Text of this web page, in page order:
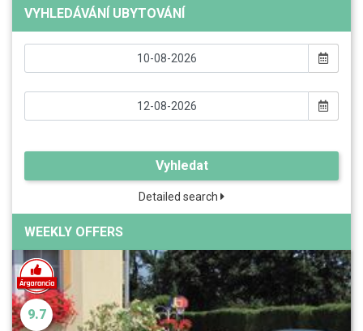
VYHLEDÁVÁNÍ UBYTOVÁNÍ
Vyhledat
Detailed search
WEEKLY OFFERS
9.7